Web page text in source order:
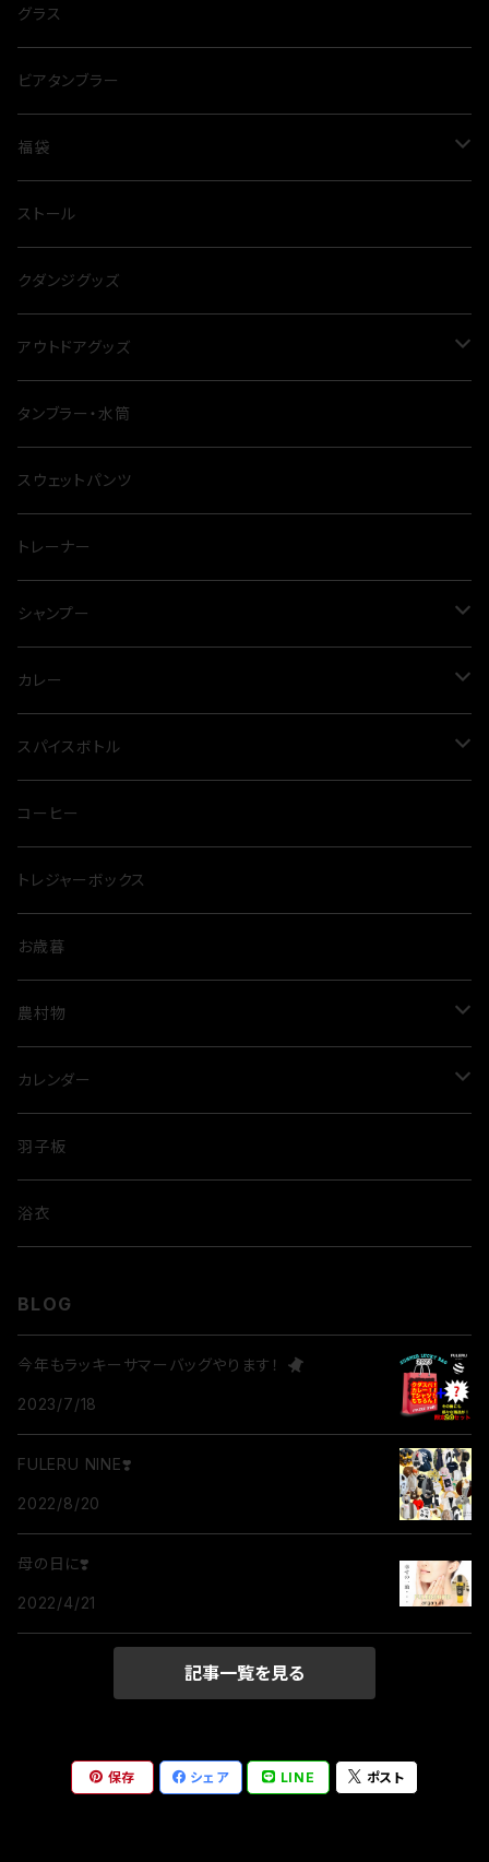
トレーナー
ジャケット
ベスト
パーカー
Tシャツ
ポロシャツ
パンツ
スウェットパンツ
ハーフパンツ
グラス
タンブラー
グラス
ビアタンブラー
福袋
夏
冬
ストール
クダンジグッズ
アウトドアグッズ
ナイフ
テーブル
シート
鍋
四脚
三点セット
クッカー
タンブラー・水筒
スウェットパンツ
トレーナー
シャンプー
トリートメント
スカルプケア
ドッグシャンプー
カレー
グリーンカレー
スパイスボトル
クダスパ
コーヒー
トレジャーボックス
お歳暮
農村物
ルビートマト
米
カレンダー
歌舞伎
隈取
羽子板
浴衣
BLOG
今年もラッキーサマーバッグやります！
2023/7/18
FULERU NINE❣️
2022/8/20
母の日に❣️
2022/4/21
記事一覧を見る
保存 シェア LINE ポスト